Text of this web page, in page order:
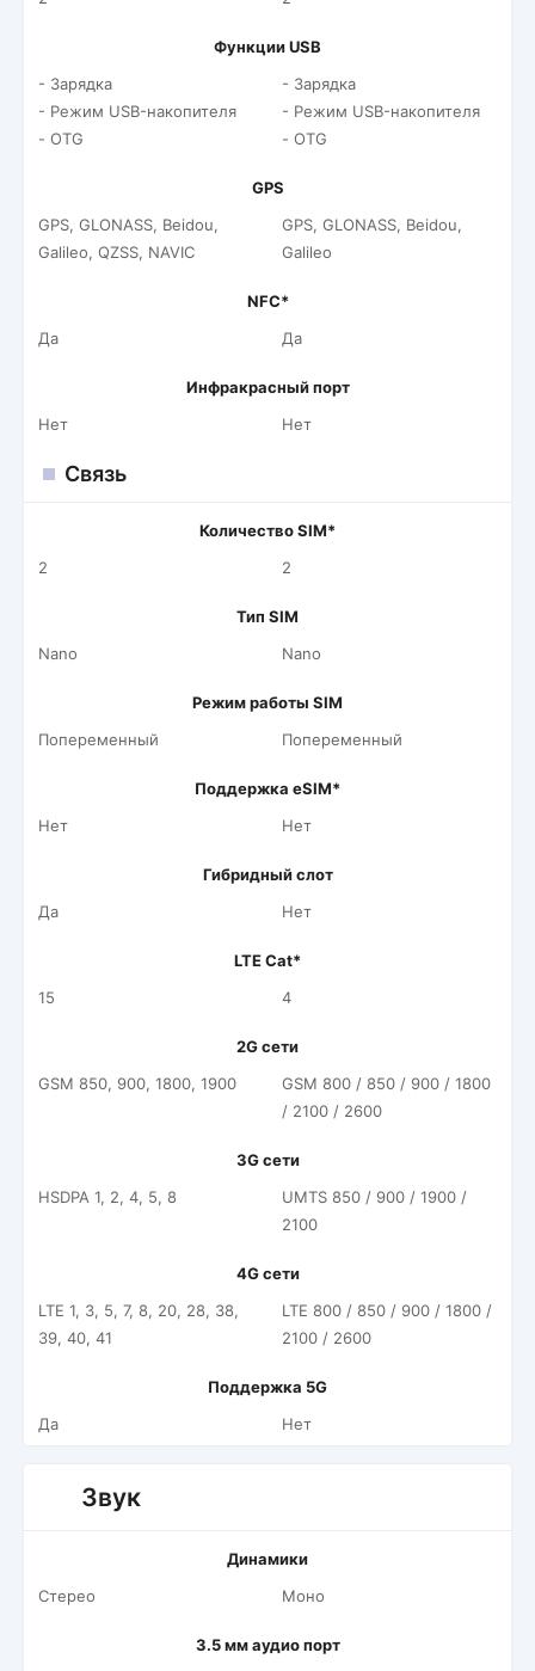
Функции USB
- Зарядка
- Режим USB-накопителя
- OTG
- Зарядка
- Режим USB-накопителя
- OTG
GPS
GPS, GLONASS, Beidou,
Galileo, QZSS, NAVIC
GPS, GLONASS, Beidou,
Galileo
NFC*
Да
Да
Инфракрасный порт
Нет
Нет
Связь
Количество SIM*
2
2
Тип SIM
Nano
Nano
Режим работы SIM
Попеременный
Попеременный
Поддержка eSIM*
Нет
Нет
Гибридный слот
Да
Нет
LTE Cat*
15
4
2G сети
GSM 850, 900, 1800, 1900
GSM 800 / 850 / 900 / 1800
/ 2100 / 2600
3G сети
HSDPA 1, 2, 4, 5, 8
UMTS 850 / 900 / 1900 /
2100
4G сети
LTE 1, 3, 5, 7, 8, 20, 28, 38,
39, 40, 41
LTE 800 / 850 / 900 / 1800 /
2100 / 2600
Поддержка 5G
Да
Нет
Звук
Динамики
Стерео
Моно
3.5 мм аудио порт